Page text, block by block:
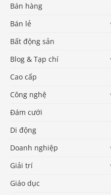
Bán hàng
Bán lẻ
Bất động sản
Blog & Tạp chí
Cao cấp
Công nghệ
Đám cưới
Di động
Doanh nghiệp
Giải trí
Giáo dục